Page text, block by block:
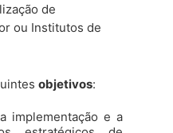
de
ou Institutos de
objetivos:
implementação e a